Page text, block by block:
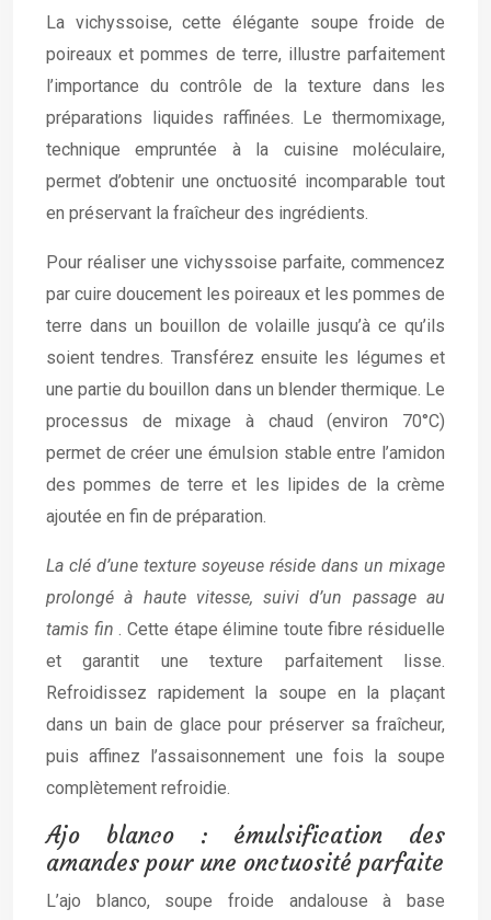
La vichyssoise, cette élégante soupe froide de
poireaux et pommes de terre, illustre parfaitement
l’importance du contrôle de la texture dans les
préparations liquides raffinées. Le thermomixage,
technique empruntée à la cuisine moléculaire,
permet d’obtenir une onctuosité incomparable tout
en préservant la fraîcheur des ingrédients.
Pour réaliser une vichyssoise parfaite, commencez
par cuire doucement les poireaux et les pommes de
terre dans un bouillon de volaille jusqu’à ce qu’ils
soient tendres. Transférez ensuite les légumes et
une partie du bouillon dans un blender thermique. Le
processus de mixage à chaud (environ 70°C)
permet de créer une émulsion stable entre l’amidon
des pommes de terre et les lipides de la crème
ajoutée en fin de préparation.
La clé d’une texture soyeuse réside dans un mixage
prolongé à haute vitesse, suivi d’un passage au
tamis fin. Cette étape élimine toute fibre résiduelle
et garantit une texture parfaitement lisse.
Refroidissez rapidement la soupe en la plaçant
dans un bain de glace pour préserver sa fraîcheur,
puis affinez l’assaisonnement une fois la soupe
complètement refroidie.
Ajo blanco : émulsification des
amandes pour une onctuosité parfaite
L’ajo blanco, soupe froide andalouse à base